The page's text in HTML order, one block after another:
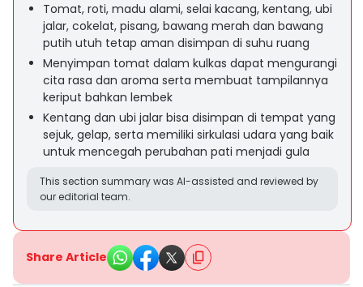
Tomat, roti, madu alami, selai kacang, kentang, ubi
jalar, cokelat, pisang, bawang merah dan bawang
putih utuh tetap aman disimpan di suhu ruang
Menyimpan tomat dalam kulkas dapat mengurangi
cita rasa dan aroma serta membuat tampilannya
keriput bahkan lembek
Kentang dan ubi jalar bisa disimpan di tempat yang
sejuk, gelap, serta memiliki sirkulasi udara yang baik
untuk mencegah perubahan pati menjadi gula
This section summary was AI-assisted and reviewed by
our editorial team.
Share Article